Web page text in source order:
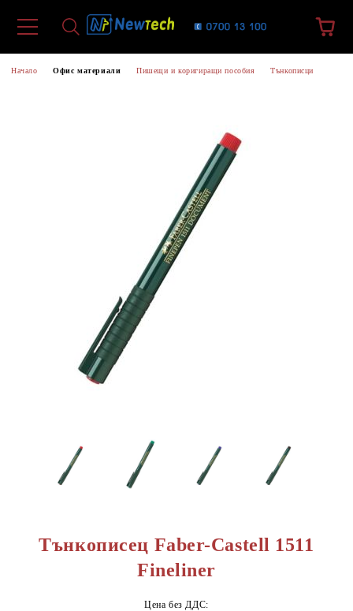
Начало Офис материали Пишещи и коригиращи пособия Тънкописци
Тънкописец Faber-Castell 1511
Fineliner
Цена без ДДС: